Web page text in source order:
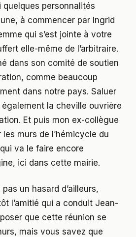
personnalités
à commencer par Ingrid
qui s’est jointe à votre
elle-même de l’arbitraire.
dans son comité de soutien
comme beaucoup
dans notre pays. Saluer
la cheville ouvrière
Et puis mon ex-collègue
murs de l’hémicycle du
va le faire encore
ici dans cette mairie.
un hasard d’ailleurs,
l’amitié qui a conduit Jean-
que cette réunion se
mais vous savez que